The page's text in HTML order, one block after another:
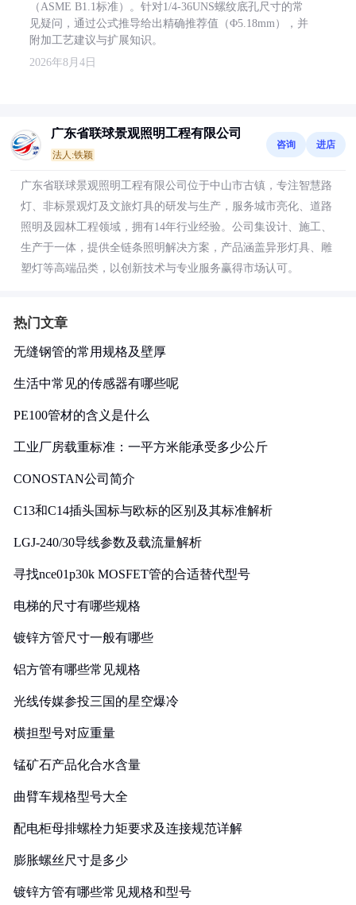
（ASME B1.1标准）。针对1/4-36UNS螺纹底孔尺寸的常
见疑问，通过公式推导给出精确推荐值（Φ5.18mm），并
附加工艺建议与扩展知识。
2026年8月4日
广东省联球景观照明工程有限公司
法人:铁颖
咨询 进店
广东省联球景观照明工程有限公司位于中山市古镇，专注智慧路
灯、非标景观灯及文旅灯具的研发与生产，服务城市亮化、道路
照明及园林工程领域，拥有14年行业经验。公司集设计、施工、
生产于一体，提供全链条照明解决方案，产品涵盖异形灯具、雕
塑灯等高端品类，以创新技术与专业服务赢得市场认可。
热门文章
无缝钢管的常用规格及壁厚
生活中常见的传感器有哪些呢
PE100管材的含义是什么
工业厂房载重标准：一平方米能承受多少公斤
CONOSTAN公司简介
C13和C14插头国标与欧标的区别及其标准解析
LGJ-240/30导线参数及载流量解析
寻找nce01p30k MOSFET管的合适替代型号
电梯的尺寸有哪些规格
镀锌方管尺寸一般有哪些
铝方管有哪些常见规格
光线传媒参投三国的星空爆冷
横担型号对应重量
锰矿石产品化合水含量
曲臂车规格型号大全
配电柜母排螺栓力矩要求及连接规范详解
膨胀螺丝尺寸是多少
镀锌方管有哪些常见规格和型号